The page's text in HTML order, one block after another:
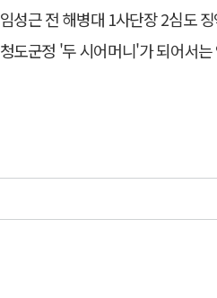
임성근 전 해병대 1사단장 2심도 징역 3
청도군정 '두 시어머니'가 되어서